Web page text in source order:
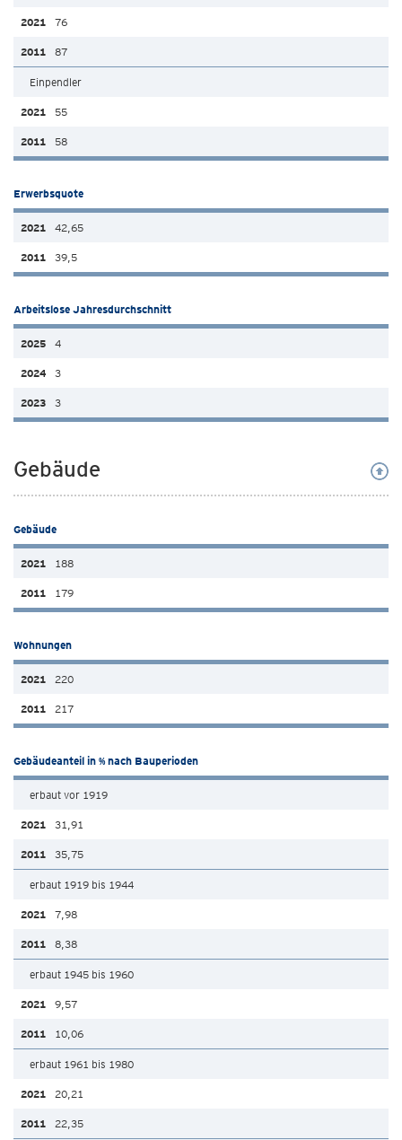
76
87
Einpendler
55
58
Erwerbsquote
42,65
39,5
Arbeitslose Jahresdurchschnitt
4
3
3
Gebäude
Gebäude
188
179
Wohnungen
220
217
Gebäudeanteil in % nach Bauperioden
erbaut vor 1919
31,91
35,75
erbaut 1919 bis 1944
7,98
8,38
erbaut 1945 bis 1960
9,57
10,06
erbaut 1961 bis 1980
20,21
22,35